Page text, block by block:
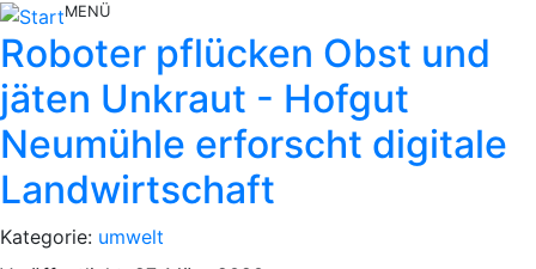
MENÜ
Roboter pflücken Obst und
jäten Unkraut - Hofgut
Neumühle erforscht digitale
Landwirtschaft
Kategorie: umwelt